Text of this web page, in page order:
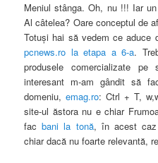
Meniul stânga. Oh, nu !!! Iar
Al câtelea? Oare conceptul de
Totuşi hai să vedem ce aduce
pcnews.ro la etapa a 6-a.
produsele comercializate
interesant m-am gândit să
domeniu, emag.ro: Ctrl + T,
site-ul ăstora nu e chiar
facbani la tonă, în acest caz
chiar dacă nu foarte relevantă,